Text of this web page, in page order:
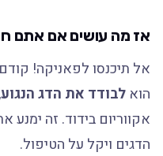
אז מה עושים אם אתם
אל תיכנסו לפאניקה!
הואלבודד את הדג הנגוע
אקווריום בידוד. זה
הדגים ויקל על הטיפול.